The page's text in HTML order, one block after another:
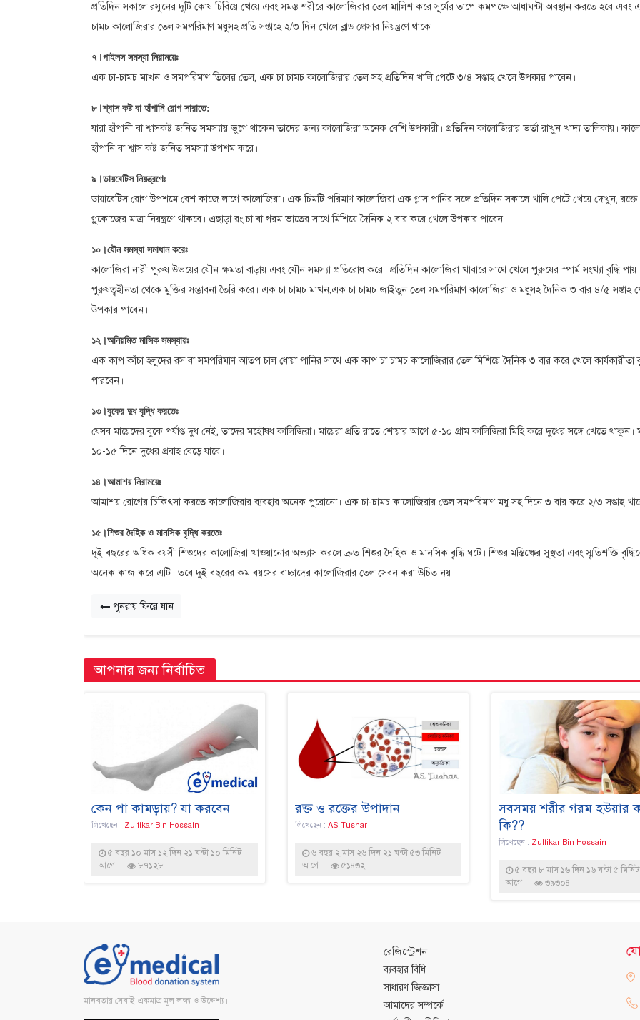
প্রতিদিন সকালে রসুনের দুটি কোষ চিবিয়ে খেয়ে এবং সমস্ত শরীরে কালোজিরার তেল মালিশ করে সূর্যের তাপে কমপক্ষে আধাঘন্টা অবস্থান করতে হবে এবং
চামচ কালোজিরার তেল সমপরিমাণ মধুসহ প্রতি সপ্তাহে ২/৩ দিন খেলে ব্লাড প্রেসার নিয়ন্ত্রণে থাকে।
৭।পাইলস সমস্যা নিরাময়েঃ
এক চা-চামচ মাখন ও সমপরিমাণ তিলের তেল, এক চা চামচ কালোজিরার তেল সহ প্রতিদিন খালি পেটে ৩/৪ সপ্তাহ খেলে উপকার পাবেন।
৮।শ্বাস কষ্ট বা হাঁপানি রোগ সারাতে:
যারা হাঁপানী বা শ্বাসকষ্ট জনিত সমস্যায় ভুগে থাকেন তাদের জন্য কালোজিরা অনেক বেশি উপকারী। প্রতিদিন কালোজিরার ভর্তা রাখুন খাদ্য তালিকায়।
হাঁপানি বা শ্বাস কষ্ট জনিত সমস্যা উপশম করে।
৯।ডায়বেটিস নিয়ন্ত্রণেঃ
ডায়াবেটিস রোগ উপশমে বেশ কাজে লাগে কালোজিরা। এক চিমটি পরিমাণ কালোজিরা এক গ্লাস পানির সঙ্গে প্রতিদিন সকালে খালি পেটে খেয়ে দেখুন, রক্তে
গ্লুকোজের মাত্রা নিয়ন্ত্রণে থাকবে। এছাড়া রং চা বা গরম ভাতের সাথে মিশিয়ে দৈনিক ২ বার করে খেলে উপকার পাবেন।
১০।যৌন সমস্যা সমাধান করেঃ
কালোজিরা নারী পুরুষ উভয়ের যৌন ক্ষমতা বাড়ায় এবং যৌন সমস্যা প্রতিরোধ করে। প্রতিদিন কালোজিরা খাবারে সাথে খেলে পুরুষের স্পার্ম সংখ্যা বৃদ্ধি
পুরুষত্বহীনতা থেকে মুক্তির সম্ভাবনা তৈরি করে। এক চা চামচ মাখন,এক চা চামচ জাইতুন তেল সমপরিমাণ কালোজিরা ও মধুসহ দৈনিক ৩ বার ৪/৫ সপ্তাহ
উপকার পাবেন।
১২।অনিয়মিত মাসিক সমস্যায়ঃ
এক কাপ কাঁচা হলুদের রস বা সমপরিমাণ আতপ চাল ধোয়া পানির সাথে এক কাপ চা চামচ কালোজিরার তেল মিশিয়ে দৈনিক ৩ বার করে খেলে কার্যকারীতা
পারবেন।
১৩।বুকের দুধ বৃদ্ধি করতেঃ
যেসব মায়েদের বুকে পর্যাপ্ত দুধ নেই, তাদের মহৌষধ কালিজিরা। মায়েরা প্রতি রাতে শোয়ার আগে ৫-১০ গ্রাম কালিজিরা মিহি করে দুধের সঙ্গে খেতে থাকুন।
১০-১৫ দিনে দুধের প্রবাহ বেড়ে যাবে।
১৪।আমাশয় নিরাময়েঃ
আমাশয় রোগের চিকিৎসা করতে কালোজিরার ব্যবহার অনেক পুরোনো। এক চা-চামচ কালোজিরার তেল সমপরিমাণ মধু সহ দিনে ৩ বার করে ২/৩ সপ্তাহ
১৫।শিশুর দৈহিক ও মানসিক বৃদ্ধি করতেঃ
দুই বছরের অধিক বয়সী শিশুদের কালোজিরা খাওয়ানোর অভ্যাস করলে দ্রুত শিশুর দৈহিক ও মানসিক বৃদ্ধি ঘটে। শিশুর মস্তিষ্কের সুস্থতা এবং স্মৃতিশক্তি
অনেক কাজ করে এটি। তবে দুই বছরের কম বয়সের বাচ্চাদের কালোজিরার তেল সেবন করা উচিত নয়।
পুনরায় ফিরে যান
আপনার জন্য নির্বাচিত
কেন পা কামড়ায়? যা করবেন
লিখেছেন : Zulfikar Bin Hossain
৫ বছর ১০ মাস ১২ দিন ২১ ঘন্টা ১০ মিনিট
আগে
৮৭১২৮
রক্ত ও রক্তের উপাদান
লিখেছেন : AS Tushar
৬ বছর ২ মাস ২৬ দিন ২১ ঘন্টা ৫৩ মিনিট
আগে
৫১৪৩২
সবসময় শরীর গরম হউয়ার
কি??
লিখেছেন : Zulfikar Bin Hossain
৫ বছর ৮ মাস ১৬ দিন ১৬ ঘন্টা ৫ মিনিট
আগে
৩৯৩০৪
মানবতার সেবাই একমাত্র মূল লক্ষ্য ও উদ্দেশ্য।
রেজিস্ট্রেশন
ব্যবহার বিধি
সাধারণ জিজ্ঞাসা
আমাদের সম্পর্কে